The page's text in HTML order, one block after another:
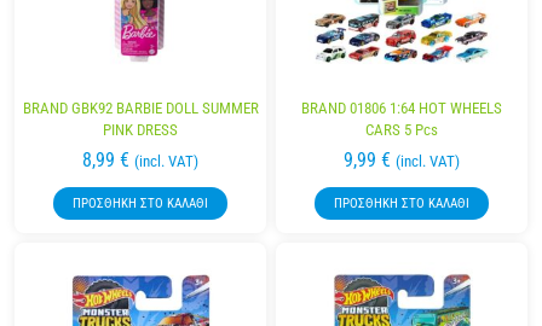
BRAND GBK92 BARBIE DOLL SUMMER
PINK DRESS
8,99 € (incl. VAT)
ΠΡΟΣΘΉΚΗ ΣΤΟ ΚΑΛΆΘΙ
BRAND 01806 1:64 HOT WHEELS
CARS 5 Pcs
9,99 € (incl. VAT)
ΠΡΟΣΘΉΚΗ ΣΤΟ ΚΑΛΆΘΙ